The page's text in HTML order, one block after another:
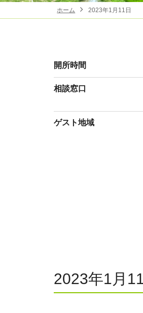
ホーム 2023年1月11日
開所時間
相談窓口
ゲスト地域
2023年1月